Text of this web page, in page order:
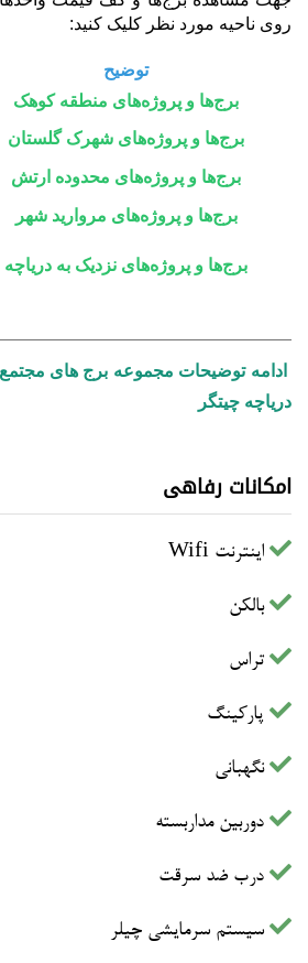
روی ناحیه مورد نظر کلیک کنید:
توضیح
برج‌ها و پروژه‌های منطقه کوهک
برج‌ها و پروژه‌های شهرک گلستان
برج‌ها و پروژه‌های محدوده ارتش
برج‌ها و پروژه‌های مروارید شهر
برج‌ها و پروژه‌های نزدیک به دریاچه
ادامه توضیحات مجموعه برج های
دریاچه چیتگر
امکانات رفاهی
اینترنت Wifi
بالکن
تراس
پارکینگ
نگهبانی
دوربین مداربسته
درب ضد سرقت
سیستم سرمایشی چیلر